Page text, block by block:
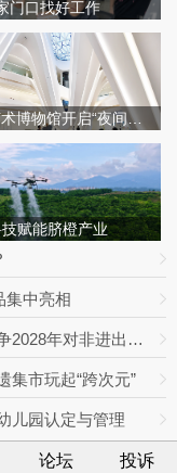
门口找好工作
梅溪湖艺术博物馆开启“夜间模式”
赋能脐橙产业
集中亮相
湖南出台对非经贸合作三年行动计划，力争2028年对非进出口额达800亿元
集市玩起“跨次元”
儿园认定与管理
论坛 投诉